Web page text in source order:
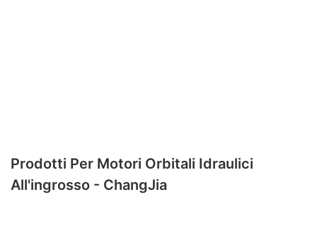
Prodotti Per Motori Orbitali Idraulici
All'ingrosso - ChangJia